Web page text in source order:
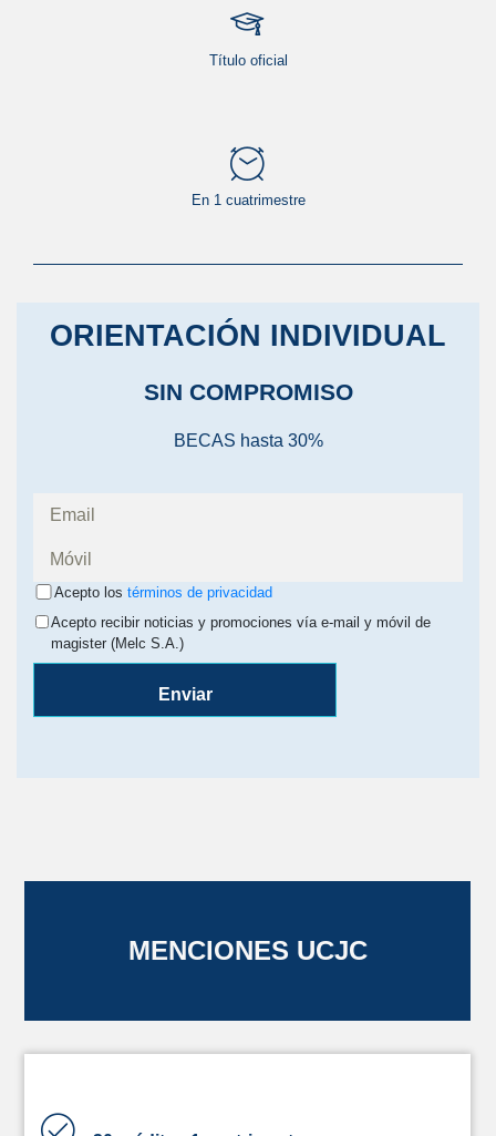
Título oficial
En 1 cuatrimestre
ORIENTACIÓN INDIVIDUAL
SIN COMPROMISO
BECAS hasta 30%
Acepto los términos de privacidad
Acepto recibir noticias y promociones vía e-mail y móvil de
magister (Melc S.A.)
Enviar
MENCIONES UCJC